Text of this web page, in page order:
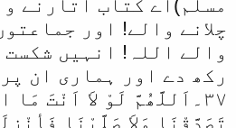
مسلم)اے کتاب اتارنے
چلانے والے! اور
والے اللہ! انہیں شکست
رکھ دے اور ہماری ان
۳۷۔اَللَّھُمَّ لَوْ لاَ اَنْتَ مَا
تَصَدَّقْنَا وَلاَ صَلَّیْنَا